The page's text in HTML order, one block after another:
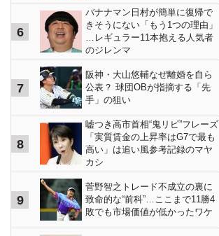
6
バナナマン日村が簡単に復帰で
きそうにない「もう1つの理由」
…レギュラー11本抱える人気者
のジレンマ
7
阪神・大山悠輔なぜ離婚を自ら
公表？ 球団OBが指摘する「先
手」の狙い
8
嘘つき高市首相“鬼リピ”フレーズ
「実質賃金の上昇率はG7で最も
高い」は追い風参考記録のマヤ
カシ
9
菅野智之トレード不成立の裏に
致命的な“前科”…ここまで11勝4
敗でも市場価値が低かったワケ